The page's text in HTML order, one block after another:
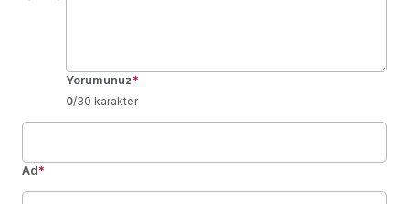
Yorumunuz*
0/30 karakter
Ad*